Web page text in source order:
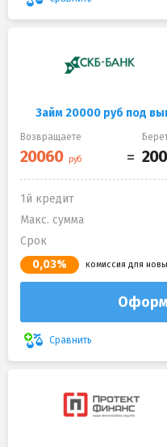
Займ 20000 руб под
Возвращаете
1й кредит
Макс. сумма
Срок
0,03% комиссия для
Сравнить